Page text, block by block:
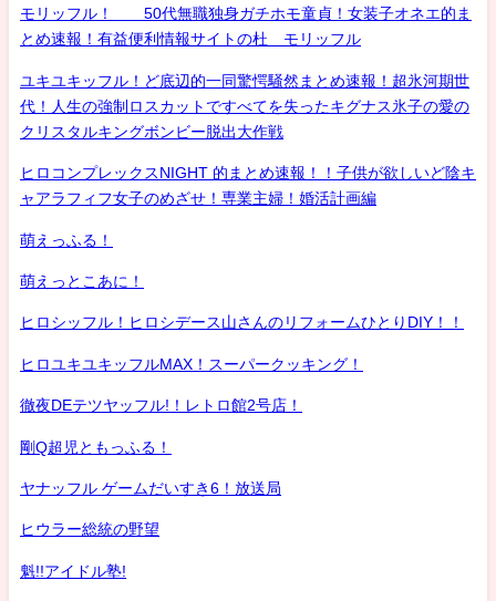
モリッフル！ 50代無職独身ガチホモ童貞！女装子オネエ的ま
とめ速報！有益便利情報サイトの杜 モリッフル
ユキユキッフル！ど底辺的一同驚愕騒然まとめ速報！超氷河期世
代！人生の強制ロスカットですべてを失ったキグナス氷子の愛の
クリスタルキングボンビー脱出大作戦
ヒロコンプレックスNIGHT 的まとめ速報！！子供が欲しいど陰キ
ャアラフィフ女子のめざせ！専業主婦！婚活計画編
萌えっふる！
萌えっとこあに！
ヒロシッフル！ヒロシデース山さんのリフォームひとりDIY！！
ヒロユキユキッフルMAX！スーパークッキング！
徹夜DEテツヤッフル!！レトロ館2号店！
剛Q超児ともっふる！
ヤナッフル ゲームだいすき6！放送局
ヒウラー総統の野望
魁!!アイドル塾!